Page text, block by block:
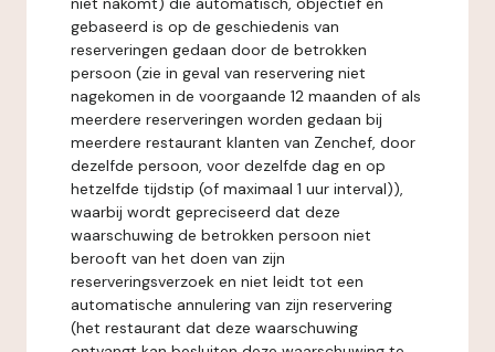
gebaseerd is op de geschiedenis van
reserveringen gedaan door de betrokken
persoon (zie in geval van reservering niet
nagekomen in de voorgaande 12 maanden of als
meerdere reserveringen worden gedaan bij
meerdere restaurant klanten van Zenchef, door
dezelfde persoon, voor dezelfde dag en op
hetzelfde tijdstip (of maximaal 1 uur interval)),
waarbij wordt gepreciseerd dat deze
waarschuwing de betrokken persoon niet
berooft van het doen van zijn
reserveringsverzoek en niet leidt tot een
automatische annulering van zijn reservering
(het restaurant dat deze waarschuwing